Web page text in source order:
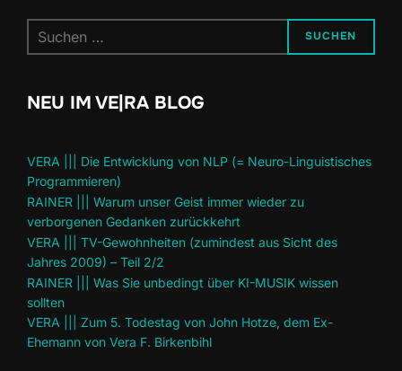
nach:
SUCHEN
NEU IM VE|RA BLOG
VERA ||| Die Entwicklung von NLP (= Neuro-Linguistisches
Programmieren)
RAINER ||| Warum unser Geist immer wieder zu
verborgenen Gedanken zurückkehrt
VERA ||| TV-Gewohnheiten (zumindest aus Sicht des
Jahres 2009) – Teil 2/2
RAINER ||| Was Sie unbedingt über KI-MUSIK wissen
sollten
VERA ||| Zum 5. Todestag von John Hotze, dem Ex-
Ehemann von Vera F. Birkenbihl